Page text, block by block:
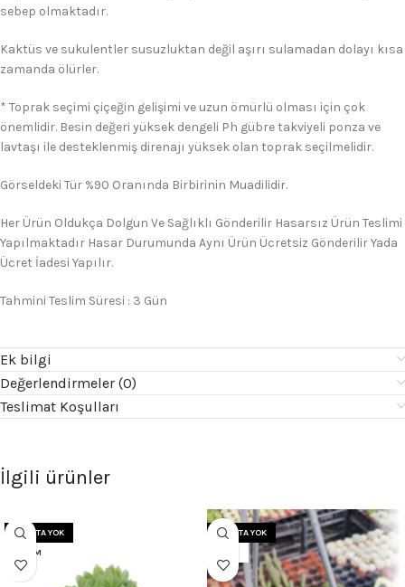
sebep olmaktadır.
Kaktüs ve sukulentler susuzluktan değil aşırı sulamadan dolayı kısa
zamanda ölürler.
* Toprak seçimi çiçeğin gelişimi ve uzun ömürlü olması için çok
önemlidir. Besin değeri yüksek dengeli Ph gübre takviyeli ponza ve
lavtaşı ile desteklenmiş direnajı yüksek olan toprak seçilmelidir.
Görseldeki Tür %90 Oranında Birbirinin Muadilidir.
Her Ürün Oldukça Dolgun Ve Sağlıklı Gönderilir Hasarsız Ürün Teslimi
Yapılmaktadır Hasar Durumunda Aynı Ürün Ücretsiz Gönderilir Yada
Ücret İadesi Yapılır.
Tahmini Teslim Süresi : 3 Gün
Ek bilgi
Değerlendirmeler (0)
Teslimat Koşulları
İlgili ürünler
STOKTA YOK
8.5 CM
STOKTA YOK